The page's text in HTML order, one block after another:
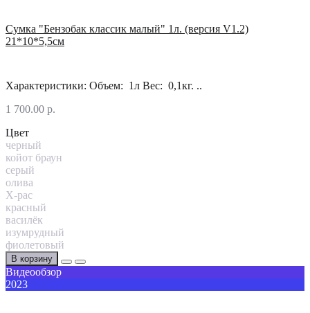
Сумка "Бензобак классик малый" 1л. (версия V1.2)
21*10*5,5см
Характеристики: Объем: 1л Вес: 0,1кг. ..
1 700.00 р.
Цвет
черный
койот браун
серый
олива
X-pac
красный
василёк
изумрудный
фиолетовый
В корзину
Видеообзор
2023